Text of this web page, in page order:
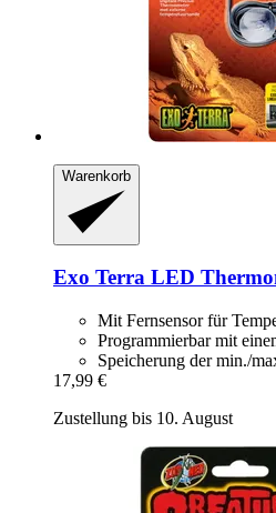
Warenkorb
Exo Terra LED
Mit Fernsensor für
Programmierbar mit
Speicherung der min./
17,99 €
Zustellung bis 10. August